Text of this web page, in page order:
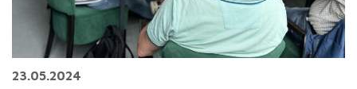
23.05.2024